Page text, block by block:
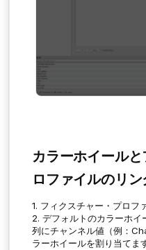
カラーホイール
ロファイルのリン
1. フィクスチャー・プロフ
2. デフォルトのカラーホイ
列にチャンネル値（例：
ラーホイールを割り当てま